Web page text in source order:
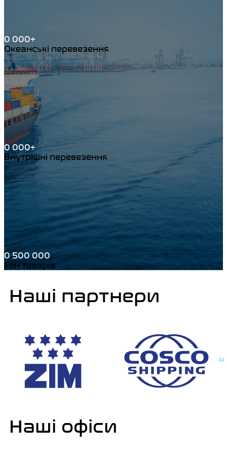
0 000+
Океанські перевезення
0 000+
Внутрішні перевезення
0 500 000
Тон товарів
Наші партнери
Наші офіси